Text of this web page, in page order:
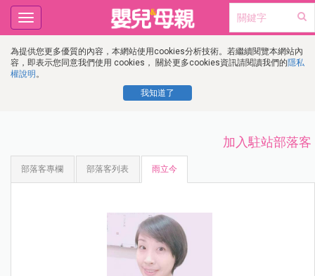
為提供您更多優質的內容，本網站使用cookies分析技術。若繼續閱覽本網站內
容，即表示您同意我們使用 cookies， 關於更多cookies資訊請閱讀我們的隱私
權說明 。
我知道了
Toggle
navigation
加入駐站部落客
部落客專欄 部落客列表 雨立今